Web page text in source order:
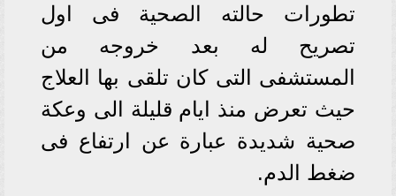
تطورات حالته الصحية فى اول
تصريح له بعد خروجه من
المستشفى التى كان تلقى بها العلاج
حيث تعرض منذ ايام قليلة الى وعكة
صحية شديدة عبارة عن ارتفاع فى
ضغط الدم.